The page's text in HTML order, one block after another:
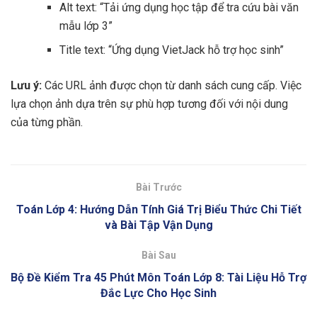
Alt text: “Tải ứng dụng học tập để tra cứu bài văn
mẫu lớp 3”
Title text: “Ứng dụng VietJack hỗ trợ học sinh”
Lưu ý: Các URL ảnh được chọn từ danh sách cung cấp. Việc
lựa chọn ảnh dựa trên sự phù hợp tương đối với nội dung
của từng phần.
Bài Trước
Toán Lớp 4: Hướng Dẫn Tính Giá Trị Biểu Thức Chi Tiết
và Bài Tập Vận Dụng
Bài Sau
Bộ Đề Kiểm Tra 45 Phút Môn Toán Lớp 8: Tài Liệu Hỗ Trợ
Đắc Lực Cho Học Sinh